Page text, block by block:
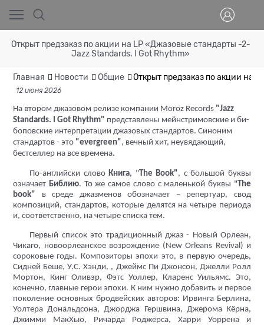
Открыт предзаказ по акции на LP «Джазовые стандарты -2-
Jazz Standards. I Got Rhythm»
Главная Новости Общие Открыт предзаказ по акции на
12 июня 2026
На втором джазовом релизе компании Moroz Records "Jazz
Standards.
Got Rhythm" представлены мейнстримовские и би-
боповские интерпретации джазовых стандартов. Синоним
стандартов - это "evergreen", вечный хит, неувядающий,
бестселлер на все времена.
По-английски слово Книга, "The Book", с большой буквы
означает Библию. То же самое слово с маленькой буквы "The
book" в среде джазменов обозначает – репертуар, свод
композиций, стандартов, которые делятся на четыре периода
и, соответственно, на четыре списка тем.
Первый список это традиционный джаз - Новый Орлеан,
Чикаго, новоорлеанское возрождение (New Orleans Revival) и
сороковые годы. Композиторы эпохи это, в первую очередь,
Сидней Беше, У.C. Хэнди, , Джеймс Пи Джонсон, Джелли Ролл
Мортон, Кинг Оливэр, Фэтс Уоллер, Кларенс Уильямс. Это,
конечно, главные герои эпохи. К ним нужно добавить и первое
поколение основных бродвейских авторов: Ирвинга Берлина,
Уолтера Дональдсона, Джорджа Гершвина, Джерома Кёрна,
Джимми МакХью, Ричарда Роджерса, Харри Уоррена и